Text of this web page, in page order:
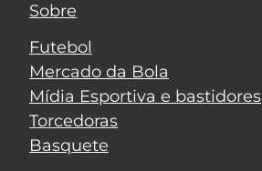
Sobre
Futebol
Mercado da Bola
Mídia Esportiva e bastidores
Torcedoras
Basquete